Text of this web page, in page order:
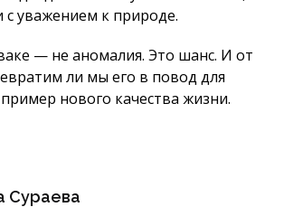
с уважением к природе.
— не аномалия. Это шанс. И от
ли мы его в повод для
нового качества жизни.
Сураева